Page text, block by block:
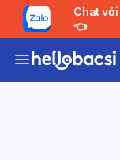
Chat với Bác sĩ
👈